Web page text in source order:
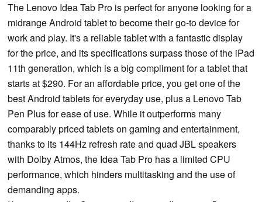
The Lenovo Idea Tab Pro is perfect for anyone looking for a
midrange Android tablet to become their go-to device for
work and play. It's a reliable tablet with a fantastic display
for the price, and its specifications surpass those of the iPad
11th generation, which is a big compliment for a tablet that
starts at $290. For an affordable price, you get one of the
best Android tablets for everyday use, plus a Lenovo Tab
Pen Plus for ease of use. While it outperforms many
comparably priced tablets on gaming and entertainment,
thanks to its 144Hz refresh rate and quad JBL speakers
with Dolby Atmos, the Idea Tab Pro has a limited CPU
performance, which hinders multitasking and the use of
demanding apps.